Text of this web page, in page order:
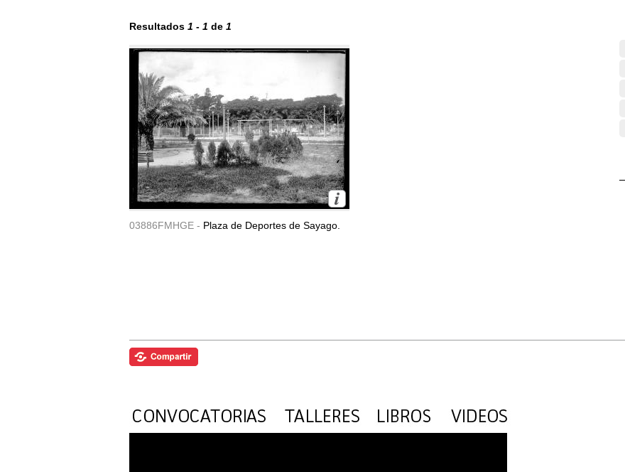
Resultados 1 - 1 de 1
03886FMHGE - Plaza de Deportes de Sayago.